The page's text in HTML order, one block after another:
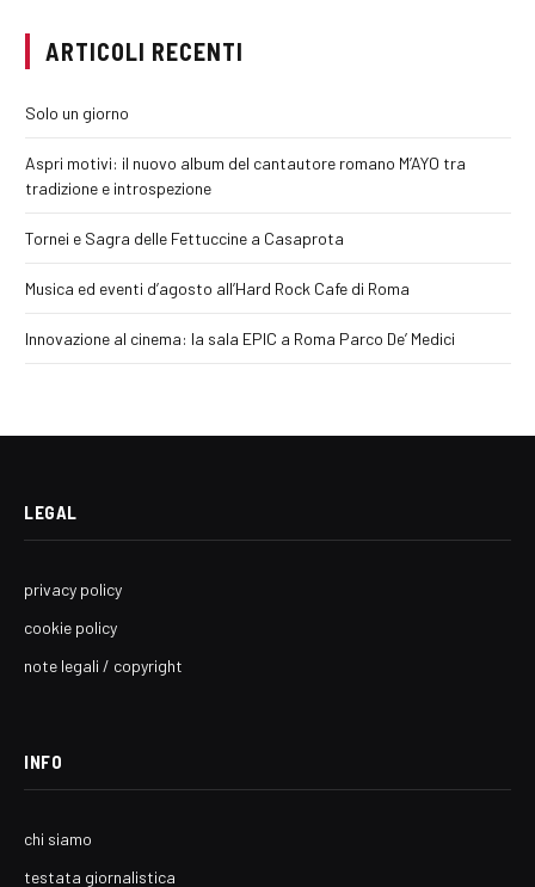
ARTICOLI RECENTI
Solo un giorno
Aspri motivi: il nuovo album del cantautore romano M’AYO tra
tradizione e introspezione
Tornei e Sagra delle Fettuccine a Casaprota
Musica ed eventi d’agosto all’Hard Rock Cafe di Roma
Innovazione al cinema: la sala EPIC a Roma Parco De’ Medici
LEGAL
privacy policy
cookie policy
note legali / copyright
INFO
chi siamo
testata giornalistica